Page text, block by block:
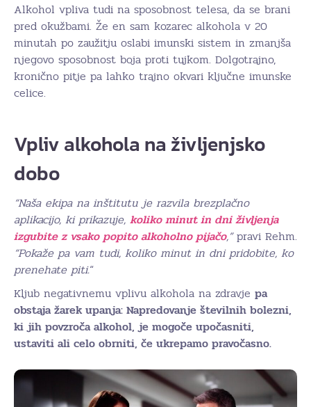
Alkohol vpliva tudi na sposobnost telesa, da se brani
pred okužbami. Že en sam kozarec alkohola v 20
minutah po zaužitju oslabi imunski sistem in zmanjša
njegovo sposobnost boja proti tujkom. Dolgotrajno,
kronično pitje pa lahko trajno okvari ključne imunske
celice.
Vpliv alkohola na življenjsko
dobo
“Naša ekipa na inštitutu je razvila brezplačno
aplikacijo, ki prikazuje, koliko minut in dni življenja
izgubite z vsako popito alkoholno pijačo,”pravi Rehm.
“Pokaže pa vam tudi, koliko minut in dni pridobite, ko
prenehate piti.“
Kljub negativnemu vplivu alkohola na zdravje pa
obstaja žarek upanja: Napredovanje številnih bolezni,
ki jih povzroča alkohol, je mogoče upočasniti,
ustaviti ali celo obrniti, če ukrepamo pravočasno.